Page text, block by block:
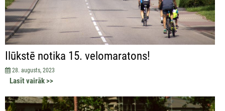
Ilūkstē notika 15. velomaratons!
28. augusts, 2023
Lasīt vairāk >>